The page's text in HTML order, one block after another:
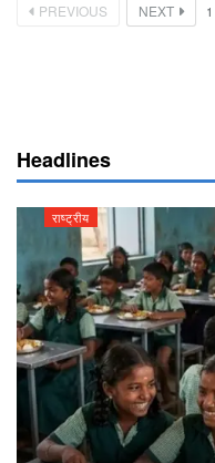
PREVIOUS NEXT 1
Headlines
राष्ट्रीय